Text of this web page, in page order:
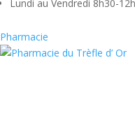
Lundi au Vendredi 8h30-
Pharmacie